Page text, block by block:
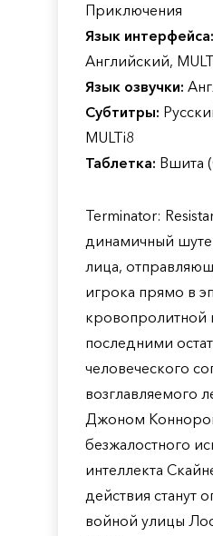
Приключения
Язык интерфейса:
Английский,
Язык озвучки:
Субтитры:
MULTi8
Таблетка: Вшита
Terminator:
динамичный
лица,
игрока прямо в
последними
человеческого
возглавляемого
Джоном
безжалостного
интеллекта
действия станут
войной улицы